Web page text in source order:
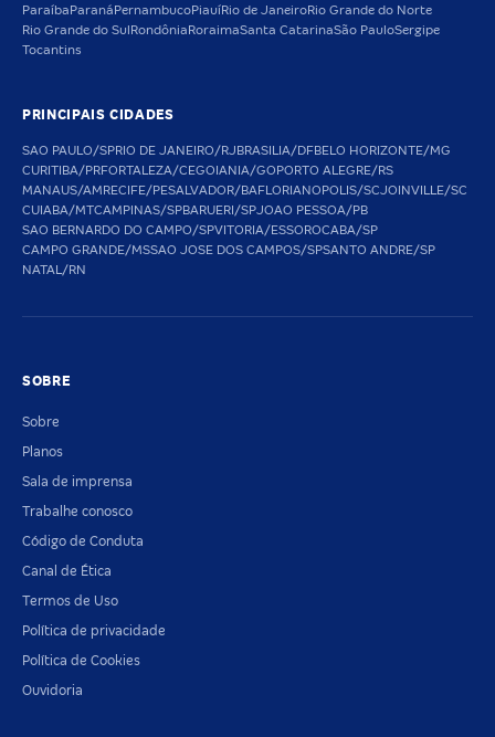
Paraíba Paraná PernambucoPiauíRio de JaneiroRio Grande do Norte
Rio Grande do Sul Rondônia RoraimaSanta CatarinaSão PauloSergipe
Tocantins
PRINCIPAIS CIDADES
SAO PAULO/SPRIO DE JANEIRO/RJBRASILIA/DFBELO HORIZONTE/MG
CURITIBA/PRFORTALEZA/CEGOIANIA/GOPORTO ALEGRE/RS
MANAUS/AMRECIFE/PESALVADOR/BAFLORIANOPOLIS/SCJOINVILLE/SC
CUIABA/MTCAMPINAS/SPBARUERI/SPJOAO PESSOA/PB
SAO BERNARDO DO CAMPO/SPVITORIA/ESSOROCABA/SP
CAMPO GRANDE/MSSAO JOSE DOS CAMPOS/SPSANTO ANDRE/SP
NATAL/RN
SOBRE
Sobre
Planos
Sala de imprensa
Trabalhe conosco
Código de Conduta
Canal de Ética
Termos de Uso
Política de privacidade
Política de Cookies
Ouvidoria